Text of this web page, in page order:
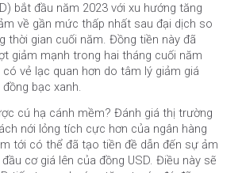
bắt đầu năm 2023 với xu hướng tăng
về gần mức thấp nhất sau đại dịch so
thời gian cuối năm. Đồng tiền này đã
giảm mạnh trong hai tháng cuối năm
có vẻ lạc quan hơn do tâm lý giảm giá
bạc xanh.
cú hạ cánh mềm? Đánh giá thị trường
nới lỏng tích cực hơn của ngân hàng
tới có thể đã tạo tiền đề dẫn đến sự ảm
cơ giá lên của đồng USD. Điều này sẽ